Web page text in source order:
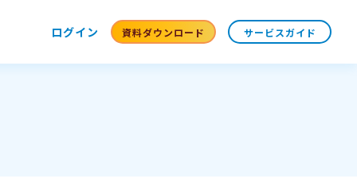
ログイン 資料ダウンロード サービスガイド